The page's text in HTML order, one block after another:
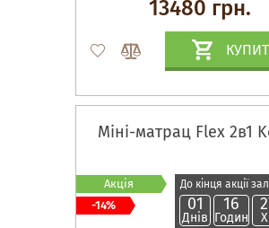
13480 грн.
Міні-матрац Flex 2в1
До кінця акції
01
Днів
16
Годин
Акція
-14%